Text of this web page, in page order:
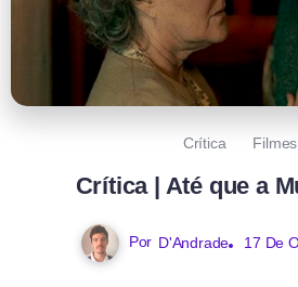
Crítica Filmes
Crítica | Até que a
Por D'Andrade 17 De